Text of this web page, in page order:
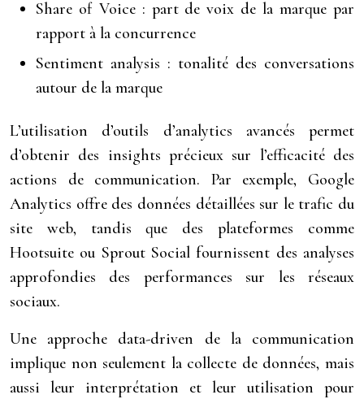
Share of Voice : part de voix de la marque par
rapport à la concurrence
Sentiment analysis : tonalité des conversations
autour de la marque
L’utilisation d’outils d’analytics avancés permet
d’obtenir des insights précieux sur l’efficacité des
actions de communication. Par exemple, Google
Analytics offre des données détaillées sur le trafic du
site web, tandis que des plateformes comme
Hootsuite ou Sprout Social fournissent des analyses
approfondies des performances sur les réseaux
sociaux.
Une approche data-driven de la communication
implique non seulement la collecte de données, mais
aussi leur interprétation et leur utilisation pour